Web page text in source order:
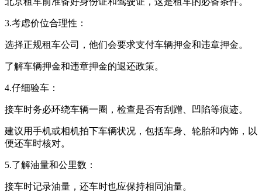
3.考虑价位合理性：
选择正规租车公司，他们会要求支付车辆押金和违章押金。
了解车辆押金和违章押金的退还政策。
4.仔细验车：
接车时务必环绕车辆一圈，检查是否有刮蹭、凹陷等痕迹。
建议用手机或相机拍下车辆状况，包括车身、轮胎和内饰，以
便还车时核对。
5.了解油量和公里数：
接车时记录油量，还车时也应保持相同油量。